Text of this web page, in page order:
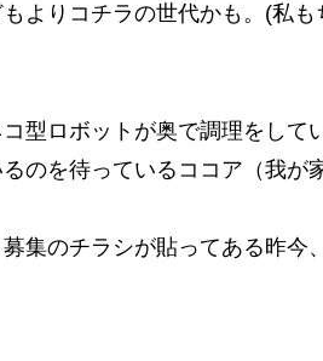
よりコチラの世代かも。(私
型ロボットが奥で調理をして
のを待っているココア（我が
集のチラシが貼ってある昨今